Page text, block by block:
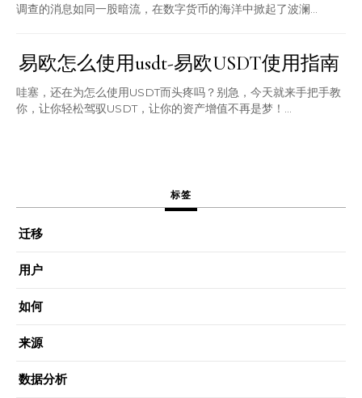
调查的消息如同一股暗流，在数字货币的海洋中掀起了波澜...
易欧怎么使用usdt-易欧USDT使用指南
哇塞，还在为怎么使用USDT而头疼吗？别急，今天就来手把手教
你，让你轻松驾驭USDT，让你的资产增值不再是梦！...
标签
迁移
用户
如何
来源
数据分析